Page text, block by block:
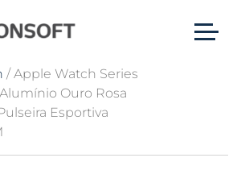
/ Apple Watch Series
Alumínio Ouro Rosa
Esportiva